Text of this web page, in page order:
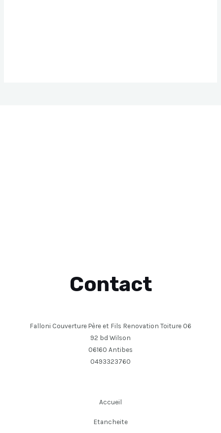
Contact
Falloni Couverture Père et Fils Renovation Toiture 06
92 bd Wilson
06160 Antibes
0493323760
Accueil
Etancheite